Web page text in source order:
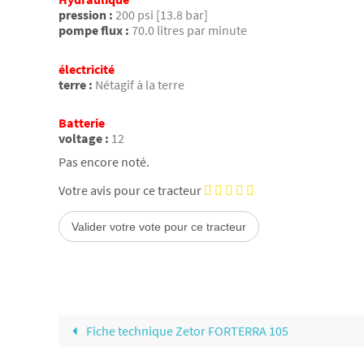
pression : 200 psi [13.8 bar]
pompe flux : 70.0 litres par minute
électricité
terre : Nétagif à la terre
Batterie
voltage : 12
Pas encore noté.
Votre avis pour ce tracteur
Fiche technique Zetor FORTERRA 105